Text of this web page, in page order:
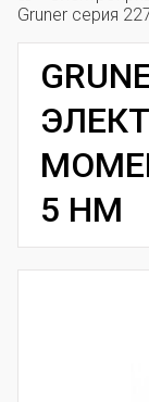
Gruner серия
5 НМ